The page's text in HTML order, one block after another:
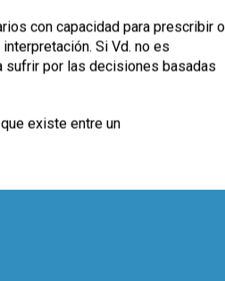
con capacidad para prescribir o
Si Vd. no es
sufrir por las decisiones basadas
existe entre un